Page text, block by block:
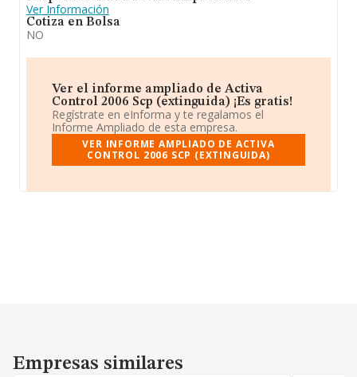
Ver Información
Cotiza en Bolsa
NO
Ver el informe ampliado de Activa
Control 2006 Scp (extinguida) ¡Es gratis!
Regístrate en eInforma y te regalamos el
Informe Ampliado de esta empresa.
VER INFORME AMPLIADO DE ACTIVA
CONTROL 2006 SCP (EXTINGUIDA)
Empresas similares
Empresas similares